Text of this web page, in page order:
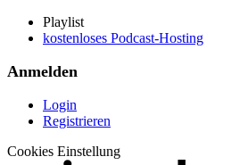
Playlist
kostenloses Podcast-Hosting
Anmelden
Login
Registrieren
Cookies Einstellung